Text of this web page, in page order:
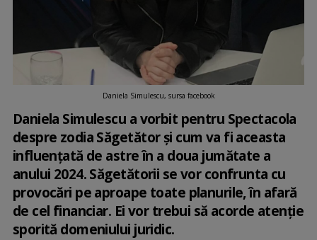
Daniela Simulescu, sursa facebook
Daniela Simulescu a vorbit pentru Spectacola
despre zodia Săgetător și cum va fi aceasta
influențată de astre în a doua jumătate a
anului 2024. Săgetătorii se vor confrunta cu
provocări pe aproape toate planurile, în afară
de cel financiar. Ei vor trebui să acorde atenție
sporită domeniului juridic.